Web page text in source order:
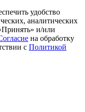
удобство
аналитических
и/или
на обработку
с Политикой